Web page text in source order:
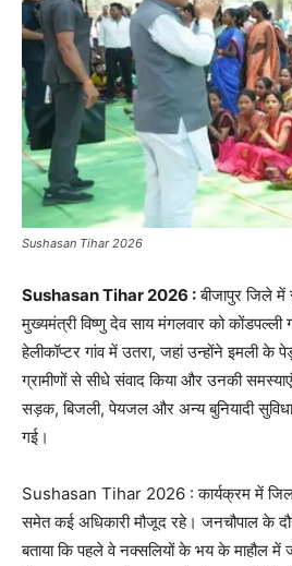
Sushasan Tihar 2026
Sushasan Tihar 2026 :बीजापुर जिले
मुख्यमंत्री विष्णु देव साय मंगलवार को कोंडपल्ली
हेलीकॉप्टर गांव में उतरा, जहां उन्होंने इमली के
ग्रामीणों से सीधे संवाद किया और उनकी
सड़क, बिजली, पेयजल और अन्य बुनियादी
गई।
Sushasan Tihar 2026 : कार्यक्रम में
समेत कई अधिकारी मौजूद रहे। जनचौपाल के
बताया कि पहले वे नक्सलियों के भय के माहौल में